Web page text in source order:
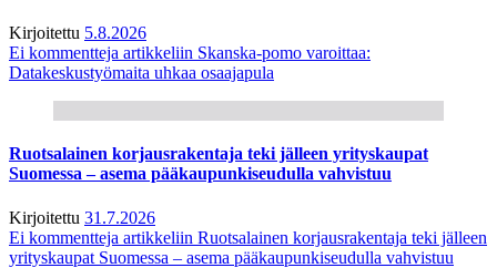
Kirjoitettu 5.8.2026
Ei kommentteja artikkeliin Skanska-pomo varoittaa:
Datakeskustyömaita uhkaa osaajapula
Ruotsalainen korjausrakentaja teki jälleen yrityskaupat
Suomessa – asema pääkaupunkiseudulla vahvistuu
Kirjoitettu 31.7.2026
Ei kommentteja artikkeliin Ruotsalainen korjausrakentaja teki jälleen
yrityskaupat Suomessa – asema pääkaupunkiseudulla vahvistuu